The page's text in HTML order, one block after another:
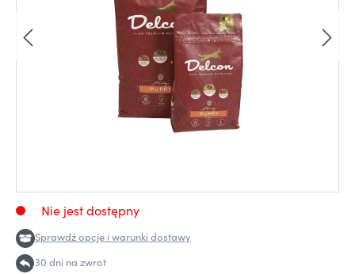
Nie jest dostępny
Sprawdź opcje i warunki dostawy
30 dni na zwrot